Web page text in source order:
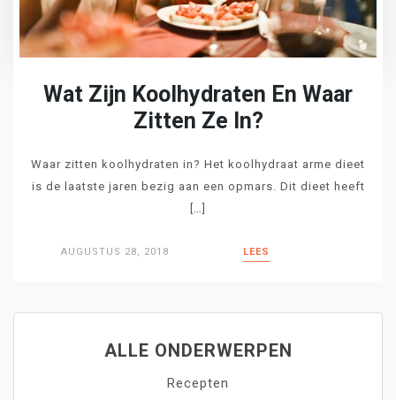
Wat Zijn Koolhydraten En Waar
Zitten Ze In?
Waar zitten koolhydraten in? Het koolhydraat arme dieet
is de laatste jaren bezig aan een opmars. Dit dieet heeft
AUGUSTUS 28, 2018 LEES
ALLE ONDERWERPEN
Recepten